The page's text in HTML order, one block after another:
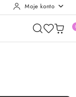
Moje konto